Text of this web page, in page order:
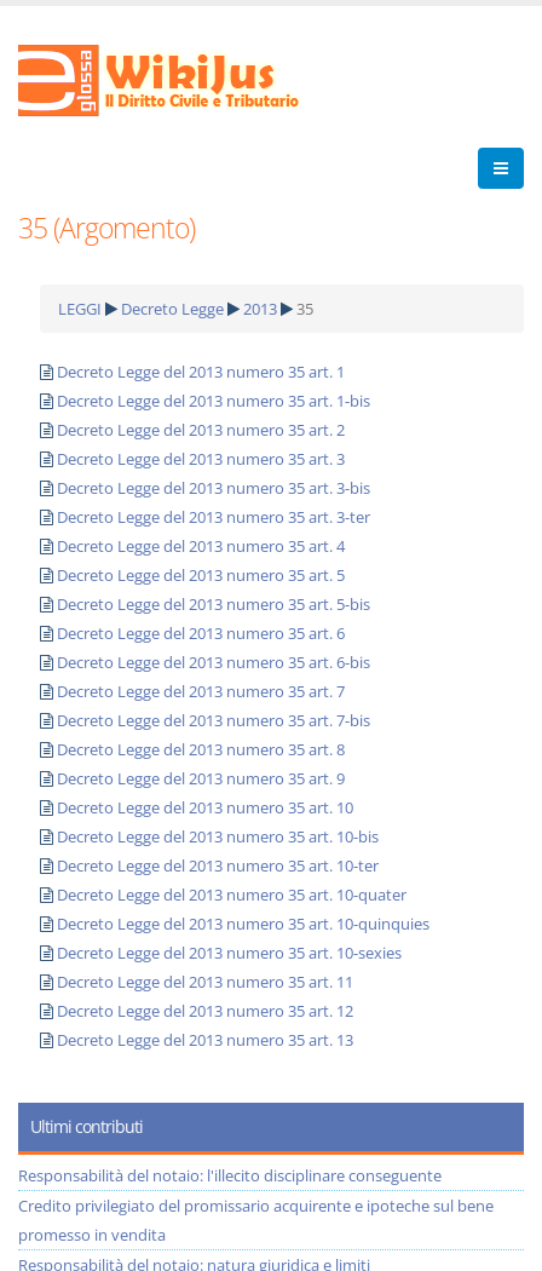
35 (Argomento)
LEGGI Decreto Legge 2013 35
Decreto Legge del 2013 numero 35 art. 1
Decreto Legge del 2013 numero 35 art. 1-bis
Decreto Legge del 2013 numero 35 art. 2
Decreto Legge del 2013 numero 35 art. 3
Decreto Legge del 2013 numero 35 art. 3-bis
Decreto Legge del 2013 numero 35 art. 3-ter
Decreto Legge del 2013 numero 35 art. 4
Decreto Legge del 2013 numero 35 art. 5
Decreto Legge del 2013 numero 35 art. 5-bis
Decreto Legge del 2013 numero 35 art. 6
Decreto Legge del 2013 numero 35 art. 6-bis
Decreto Legge del 2013 numero 35 art. 7
Decreto Legge del 2013 numero 35 art. 7-bis
Decreto Legge del 2013 numero 35 art. 8
Decreto Legge del 2013 numero 35 art. 9
Decreto Legge del 2013 numero 35 art. 10
Decreto Legge del 2013 numero 35 art. 10-bis
Decreto Legge del 2013 numero 35 art. 10-ter
Decreto Legge del 2013 numero 35 art. 10-quater
Decreto Legge del 2013 numero 35 art. 10-quinquies
Decreto Legge del 2013 numero 35 art. 10-sexies
Decreto Legge del 2013 numero 35 art. 11
Decreto Legge del 2013 numero 35 art. 12
Decreto Legge del 2013 numero 35 art. 13
Ultimi contributi
Responsabilità del notaio: l'illecito disciplinare conseguente
Credito privilegiato del promissario acquirente e ipoteche sul bene
promesso in vendita
Responsabilità del notaio: natura giuridica e limiti